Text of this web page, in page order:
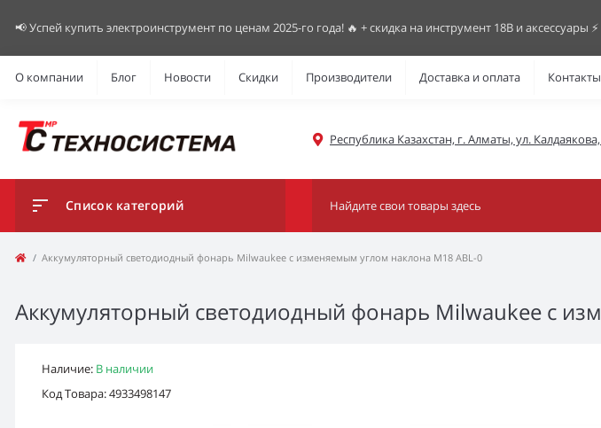
📢 Успей купить электроинструмент по ценам 2025-го года! 🔥 + скидка на инструмент 18В и аксессуары ⚡️
О компании Блог Новости Скидки Производители Доставка и оплата Контакты
Республика Казахстан, г. Алматы, ул.
Список категорий
Аккумуляторный светодиодный фонарь Milwaukee с изменяемым углом наклона M18 ABL-0
Аккумуляторный светодиодный фонарь Milwaukee с
Наличие: В наличии
Код Товара: 4933498147